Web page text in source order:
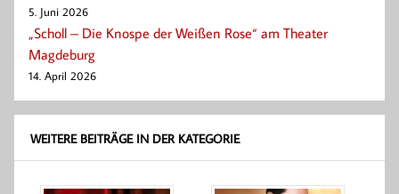
5. Juni 2026
„Scholl – Die Knospe der Weißen Rose“ am Theater
Magdeburg
14. April 2026
WEITERE BEITRÄGE IN DER KATEGORIE